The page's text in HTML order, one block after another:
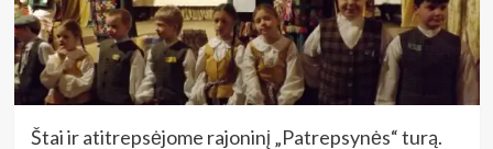
Štai ir atitrepsėjome rajoninį „Patrepsynės“ turą.